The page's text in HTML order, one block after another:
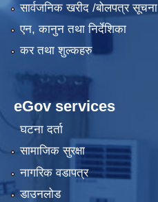
सार्वजनिक खरीद /बोलपत्र सूचना
एन, कानुन तथा निर्देशिका
कर तथा शुल्कहरु
eGov services
घटना दर्ता
सामाजिक सुरक्षा
नागरिक वडापत्र
डाउनलोड